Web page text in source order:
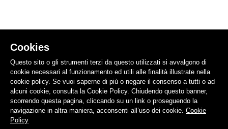
Cookies
Questo sito o gli strumenti terzi da questo utilizzati si avvalgono di
cookie necessari al funzionamento ed utili alle finalità illustrate nella
cookie policy. Se vuoi saperne di più o negare il consenso a tutti o ad
alcuni cookie, consulta la Cookie Policy. Chiudendo questo banner,
scorrendo questa pagina, cliccando su un link o proseguendo la
navigazione in altra maniera, acconsenti all’uso dei cookie. Cookie
Policy